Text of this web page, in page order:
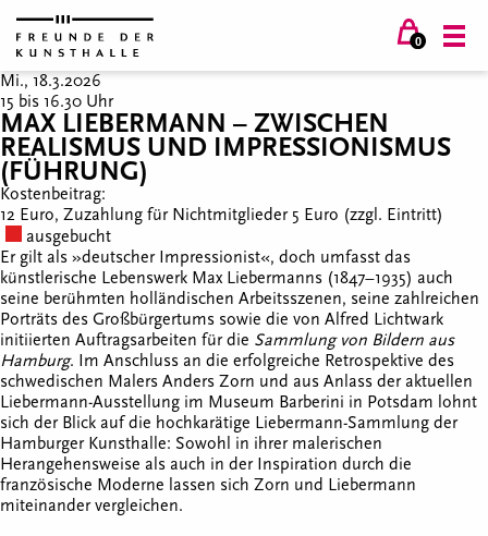
0
Mi., 18.3.2026
15 bis 16.30 Uhr
MAX LIEBERMANN – ZWISCHEN
REALISMUS UND IMPRESSIONISMUS
(FÜHRUNG)
Kostenbeitrag:
12 Euro, Zuzahlung für Nichtmitglieder 5 Euro (zzgl. Eintritt)
ausgebucht
Er gilt als »deutscher Impressionist«, doch umfasst das
künstlerische Lebenswerk Max Liebermanns (1847–1935) auch
seine berühmten holländischen Arbeitsszenen, seine zahlreichen
Porträts des Großbürgertums sowie die von Alfred Lichtwark
initiierten Auftragsarbeiten für die Sammlung von Bildern aus
Hamburg. Im Anschluss an die erfolgreiche Retrospektive des
schwedischen Malers Anders Zorn und aus Anlass der aktuellen
Liebermann-Ausstellung im Museum Barberini in Potsdam lohnt
sich der Blick auf die hochkarätige Liebermann-Sammlung der
Hamburger Kunsthalle: Sowohl in ihrer malerischen
Herangehensweise als auch in der Inspiration durch die
französische Moderne lassen sich Zorn und Liebermann
miteinander vergleichen.